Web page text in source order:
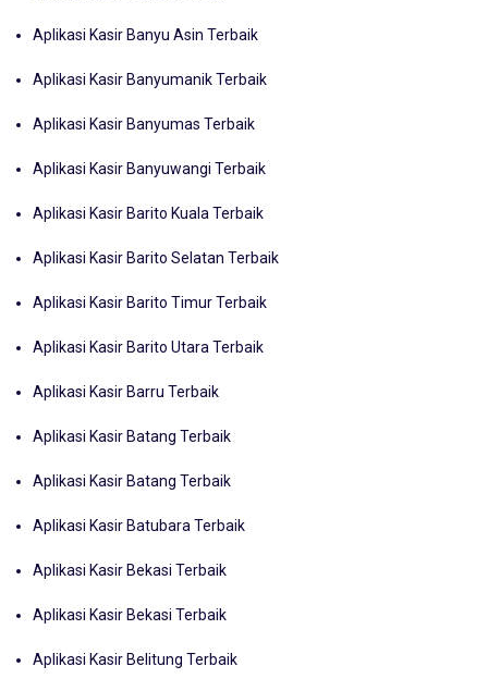
Aplikasi Kasir Banyu Asin Terbaik
Aplikasi Kasir Banyumanik Terbaik
Aplikasi Kasir Banyumas Terbaik
Aplikasi Kasir Banyuwangi Terbaik
Aplikasi Kasir Barito Kuala Terbaik
Aplikasi Kasir Barito Selatan Terbaik
Aplikasi Kasir Barito Timur Terbaik
Aplikasi Kasir Barito Utara Terbaik
Aplikasi Kasir Barru Terbaik
Aplikasi Kasir Batang Terbaik
Aplikasi Kasir Batang Terbaik
Aplikasi Kasir Batubara Terbaik
Aplikasi Kasir Bekasi Terbaik
Aplikasi Kasir Bekasi Terbaik
Aplikasi Kasir Belitung Terbaik